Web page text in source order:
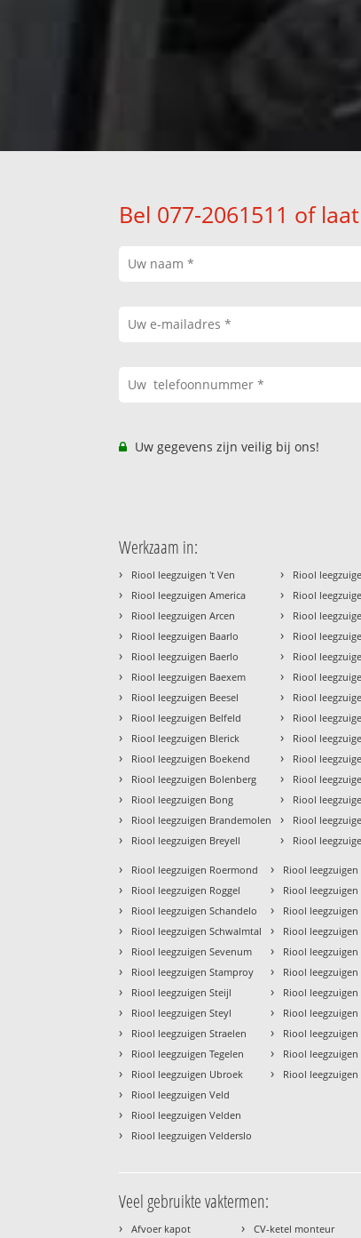
Bel 077-2061511 of
Uw gegevens zijn veilig bij ons!
Werkzaam in:
› Riool leegzuigen 't Ven
› Riool leegzuigen America
› Riool leegzuigen Arcen
› Riool leegzuigen Baarlo
› Riool leegzuigen Baerlo
› Riool leegzuigen Baexem
› Riool leegzuigen Beesel
› Riool leegzuigen Belfeld
› Riool leegzuigen Blerick
› Riool leegzuigen Boekend
› Riool leegzuigen Bolenberg
› Riool leegzuigen Bong
› Riool leegzuigen Brandemolen
› Riool leegzuigen Breyell
› Riool
› Riool
› Riool
› Riool
› Riool
› Riool
› Riool
› Riool
› Riool
› Riool
› Riool
› Riool
› Riool
› Riool
› Riool leegzuigen Roermond
› Riool leegzuigen Roggel
› Riool leegzuigen Schandelo
› Riool leegzuigen Schwalmtal
› Riool leegzuigen Sevenum
› Riool leegzuigen Stamproy
› Riool leegzuigen Steijl
› Riool leegzuigen Steyl
› Riool leegzuigen Straelen
› Riool leegzuigen Tegelen
› Riool leegzuigen Ubroek
› Riool leegzuigen Veld
› Riool leegzuigen Velden
› Riool leegzuigen Velderslo
› Riool leegzuigen
› Riool leegzuigen
› Riool leegzuigen
› Riool leegzuigen
› Riool
› Riool
› Riool
› Riool leegzuigen
› Riool
› Riool leegzuigen
› Riool leegzuigen
Veel gebruikte vaktermen:
› Afvoer kapot › CV-ketel monteur